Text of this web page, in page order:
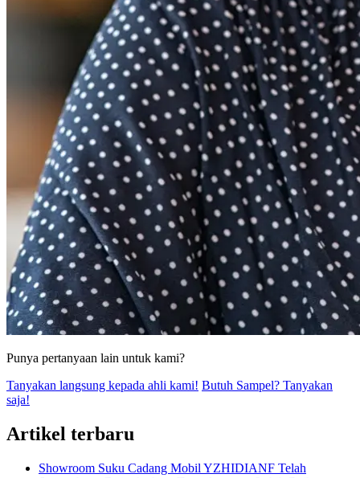
Punya pertanyaan lain untuk kami?
Tanyakan langsung kepada ahli kami! Butuh Sampel? Tanyakan
saja!
Artikel terbaru
Showroom Suku Cadang Mobil YZHIDIANF Telah